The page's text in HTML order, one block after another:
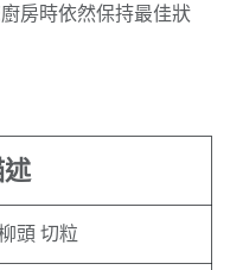
房時依然保持最佳狀
頭 切粒